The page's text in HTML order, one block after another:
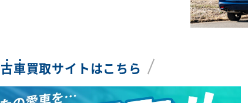
古車買取サイトはこちら